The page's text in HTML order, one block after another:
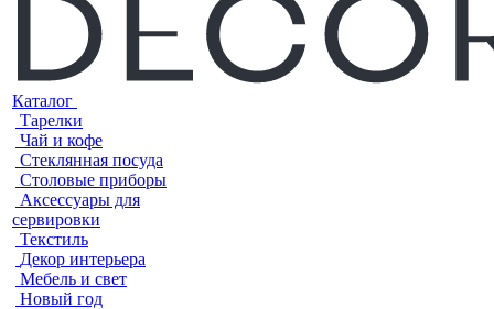
Каталог
Тарелки
Чай и кофе
Стеклянная посуда
Столовые приборы
Аксессуары для
сервировки
Текстиль
Декор интерьера
Мебель и свет
Новый год